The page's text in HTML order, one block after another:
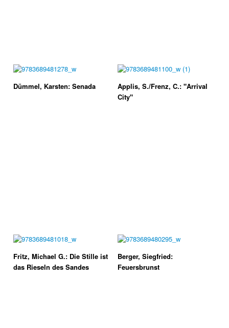
Dümmel, Karsten: Senada
Applis, S./Frenz, C.: "Arrival
City"
Fritz, Michael G.: Die Stille ist
das Rieseln des Sandes
Berger, Siegfried:
Feuersbrunst